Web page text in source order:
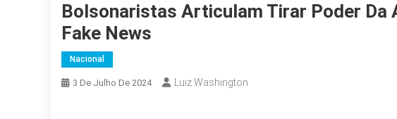
Bolsonaristas Articulam Tirar Poder Da
Fake News
Nacional
3 De Julho De 2024 Luiz Washington